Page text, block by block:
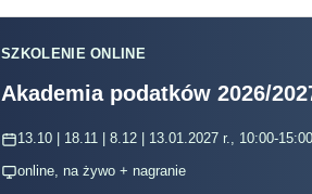
SZKOLENIE ONLINE
Akademia podatków 2026/
13.10 | 18.11 | 8.12 | 13.01.2027 r., 10:00-15:00
online, na żywo + nagranie